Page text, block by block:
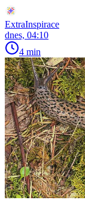
ExtraInspirace
dnes, 04:10
4 min